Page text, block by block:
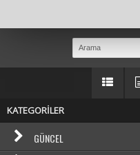
KATEGORİLER
GÜNCEL